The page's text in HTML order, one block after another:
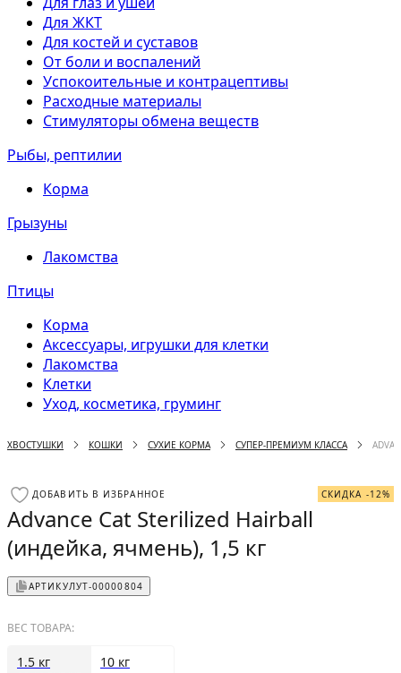
Для ЖКТ
Для костей и суставов
От боли и воспалений
Успокоительные и контрацептивы
Расходные материалы
Стимуляторы обмена веществ
Рыбы, рептилии
Корма
Грызуны
Лакомства
Птицы
Корма
Аксессуары, игрушки для клетки
Лакомства
Клетки
Уход, косметика, груминг
ХВОСТУШКИ КОШКИ СУХИЕ КОРМА СУПЕР-ПРЕМИУМ КЛАССА
ДОБАВИТЬ В ИЗБРАННОЕ СКИДКА -12%
Advance Cat Sterilized Hairball
(индейка, ячмень), 1,5 кг
АРТИКУЛУТ-00000804
ВЕС ТОВАРА:
1.5 кг 10 кг